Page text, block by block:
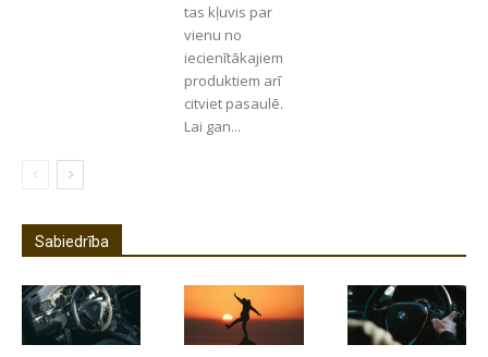
tas kļuvis par
vienu no
iecienītākajiem
produktiem arī
citviet pasaulē.
Lai gan...
Sabiedrība